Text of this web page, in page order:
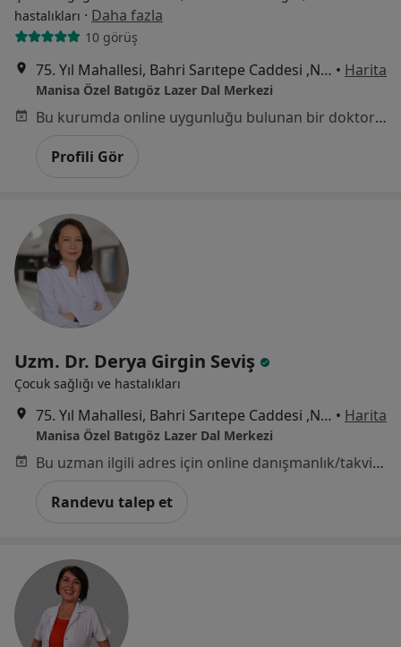
hastalıkları · Daha fazla
10 görüş
75. Yıl Mahallesi, Bahri Sarıtepe Caddesi ,No:49, Yunusemre / Manisa, Manisa • Harita
Manisa Özel Batıgöz Lazer Dal Merkezi
Bu kurumda online uygunluğu bulunan bir doktor veya uzman bulunamadı
Profili Gör
Uzm. Dr. Derya Girgin Seviş
Çocuk sağlığı ve hastalıkları
75. Yıl Mahallesi, Bahri Sarıtepe Caddesi ,No:49, Yunusemre / Manisa, Manisa • Harita
Manisa Özel Batıgöz Lazer Dal Merkezi
Bu uzman ilgili adres için online danışmanlık/takvim sunmuyor.
Randevu talep et